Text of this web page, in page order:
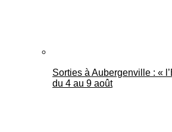
Sorties à Aubergenville : «
du 4 au 9 août